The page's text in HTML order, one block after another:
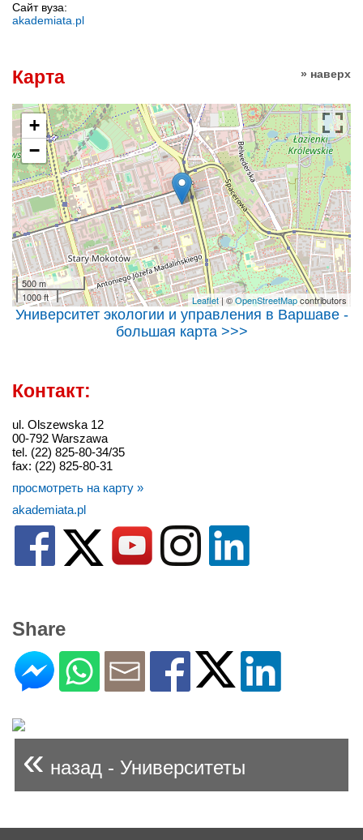
Сайт вуза:
akademiata.pl
» наверх
Карта
+
−
500 m
1000 ft
Leaflet| ©OpenStreetMapcontributors
Университет экологии и управления в Варшаве -
большая карта >>>
Контакт:
ul. Olszewska 12
00-792 Warszawa
tel. (22) 825-80-34/35
fax: (22) 825-80-31
просмотреть на карту »
akademiata.pl
Share
« назад - Университеты